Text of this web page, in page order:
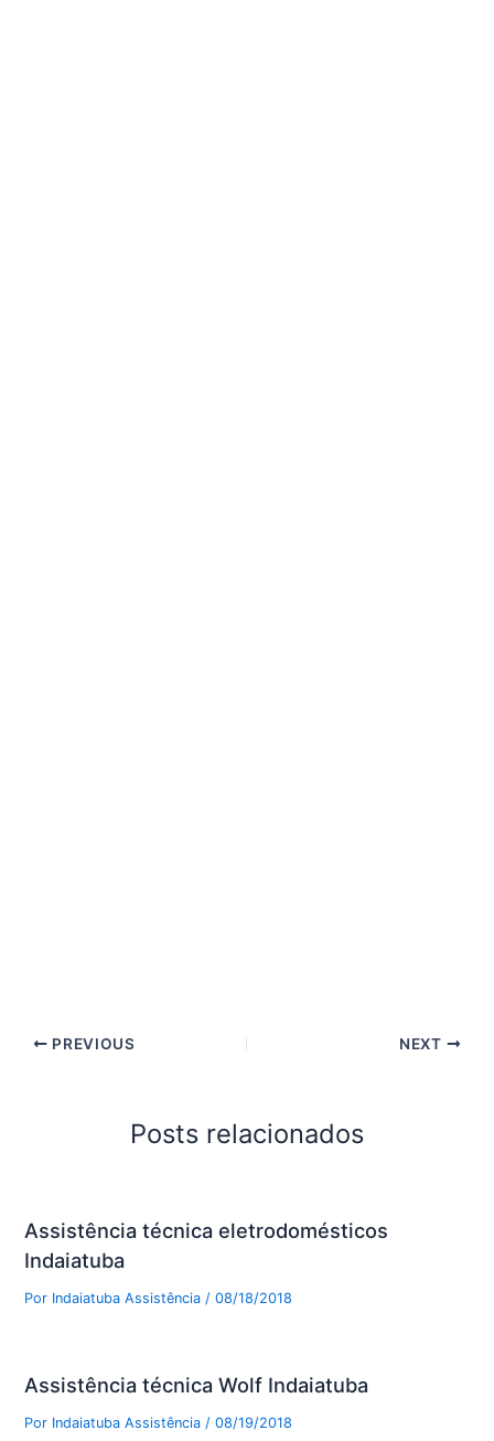
PREVIOUS NEXT
Posts relacionados
Assistência técnica eletrodomésticos
Indaiatuba
Por Indaiatuba Assistência/08/18/2018
Assistência técnica Wolf Indaiatuba
Por Indaiatuba Assistência /08/19/2018